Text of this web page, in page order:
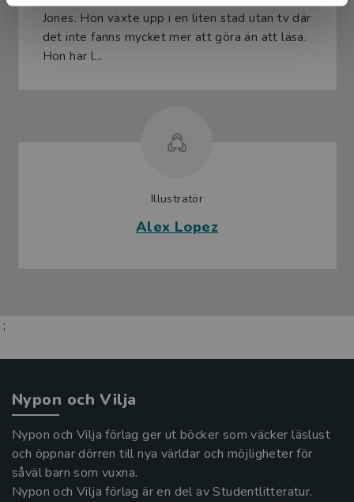
Jones. Hon växte upp i en liten stad utan tv där
det inte fanns mycket mer att göra än att läsa.
Hon har l...
Illustratör
Alex Lopez
;
Nypon och Vilja
Nypon och Vilja förlag ger ut böcker som väcker läslust
och öppnar dörren till nya världar och möjligheter för
såväl barn som vuxna.
Nypon och Vilja förlag är en del av Studentlitteratur.